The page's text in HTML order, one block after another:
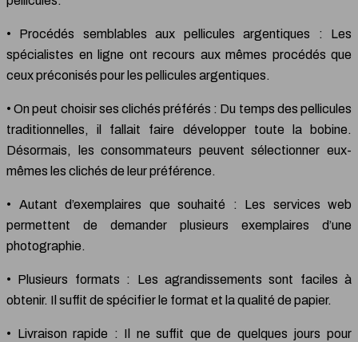
• Procédés semblables aux pellicules argentiques : Les
spécialistes en ligne ont recours aux mêmes procédés que
ceux préconisés pour les pellicules argentiques.
• On peut choisir ses clichés préférés : Du temps des pellicules
traditionnelles, il fallait faire développer toute la bobine.
Désormais, les consommateurs peuvent sélectionner eux-
mêmes les clichés de leur préférence.
• Autant d’exemplaires que souhaité : Les services web
permettent de demander plusieurs exemplaires d’une
photographie.
• Plusieurs formats : Les agrandissements sont faciles à
obtenir. Il suffit de spécifier le format et la qualité de papier.
• Livraison rapide : Il ne suffit que de quelques jours pour